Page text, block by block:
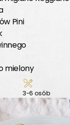
Pini
mielony
3-6 osób